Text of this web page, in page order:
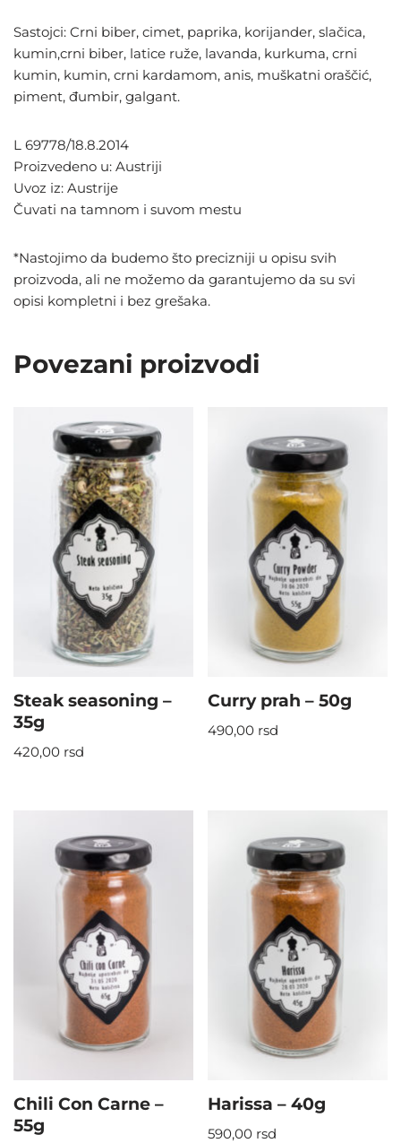
Sastojci: Crni biber, cimet, paprika, korijander, slačica,
kumin,crni biber, latice ruže, lavanda, kurkuma, crni
kumin, kumin, crni kardamom, anis, muškatni oraščić,
piment, đumbir, galgant.
L 69778/18.8.2014
Proizvedeno u: Austriji
Uvoz iz: Austrije
Čuvati na tamnom i suvom mestu
*Nastojimo da budemo što precizniji u opisu svih
proizvoda, ali ne možemo da garantujemo da su svi
opisi kompletni i bez grešaka.
Povezani proizvodi
Steak seasoning –
35g
420,00 rsd
Curry prah – 50g
490,00 rsd
Chili Con Carne –
55g
Harissa – 40g
590,00 rsd